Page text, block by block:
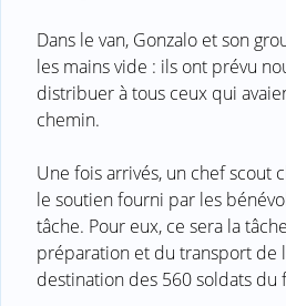
Dans le van, Gonzalo et son
les mains vide : ils ont prévu
distribuer à tous ceux qui
chemin.
Une fois arrivés, un chef scout
le soutien fourni par les
tâche. Pour eux, ce sera la
préparation et du transport de
destination des 560 soldats du